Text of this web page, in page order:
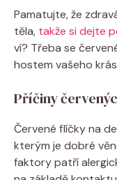
Pamatujte, že
těla, takže si dejte
ví? Třeba se
hostem vašeho
Příčiny
Červené flíčky na
kterým je dobré
faktory patří